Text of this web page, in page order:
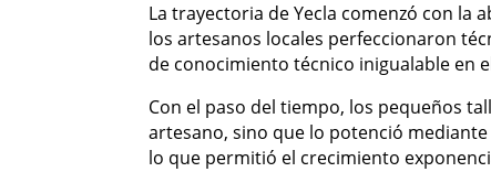
La trayectoria de Yecla comenzó con la
los artesanos locales perfeccionaron
de conocimiento técnico inigualable en
Con el paso del tiempo, los pequeños
artesano, sino que lo potenció
lo que permitió el crecimiento